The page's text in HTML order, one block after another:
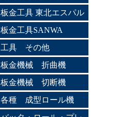
板金工具 東北エスパル
板金工具SANWA
工具 その他
板金機械 折曲機
板金機械 切断機
各種 成型ロール機